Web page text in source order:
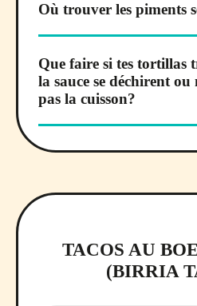
Où trouver les piments
Que faire si tes tortillas
la sauce se déchirent
pas la cuisson?
TACOS AU
(BIRRIA